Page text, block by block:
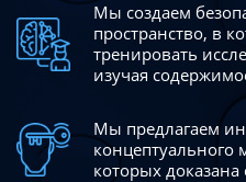
Мы создаем
пространство, в
тренировать
изучая
Мы предлагаем
концептуального
которых